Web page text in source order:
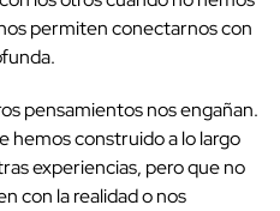
permiten conectarnos con
pensamientos nos engañan.
hemos construido a lo largo
experiencias, pero que no
con la realidad o nos